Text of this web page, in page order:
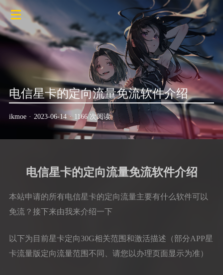
电信星卡的定向流量免流软件介绍
ikmoe · 2023-06-14 · 1166 次阅读
电信星卡的定向流量免流软件介绍
本站申请的所有电信星卡的定向流量主要有什么软件可以
免流？接下来由我来介绍一下
以下为目前星卡定向30G相关范围和激活描述（部分APP星
卡流量版定向流量范围不同、请您以办理页面显示为准）